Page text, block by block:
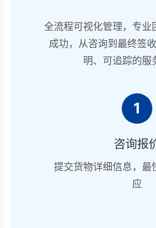
全流程可视化管理，专业
成功，从咨询到最终签
明、可追踪的服
1
咨询报
提交货物详细信息，最
应